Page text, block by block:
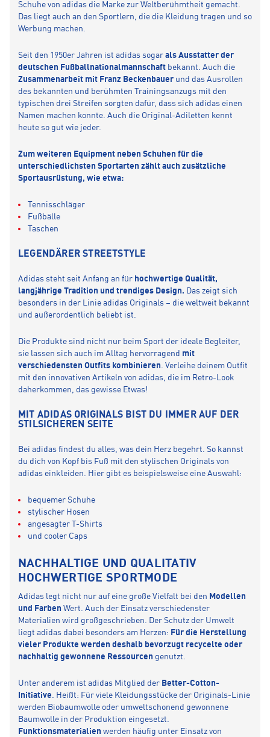
Schuhe von adidas die Marke zur Weltberühmtheit gemacht.
Das liegt auch an den Sportlern, die die Kleidung tragen und so
Werbung machen.
Seit den 1950er Jahren ist adidas sogar als Ausstatter der
deutschen Fußballnationalmannschaft bekannt. Auch die
Zusammenarbeit mit Franz Beckenbauerund das Ausrollen
des bekannten und berühmten Trainingsanzugs mit den
typischen drei Streifen sorgten dafür, dass sich adidas einen
Namen machen konnte. Auch die Original-Adiletten kennt
heute so gut wie jeder.
Zum weiteren Equipment neben Schuhen für die
unterschiedlichsten Sportarten zählt auch zusätzliche
Sportausrüstung, wie etwa:
Tennisschläger
Fußbälle
Taschen
LEGENDÄRER STREETSTYLE
Adidas steht seit Anfang an für hochwertige Qualität,
langjährige Tradition und trendiges Design. Das zeigt sich
besonders in der Linie adidas Originals – die weltweit bekannt
und außerordentlich beliebt ist.
Die Produkte sind nicht nur beim Sport der ideale Begleiter,
sie lassen sich auch im Alltag hervorragend mit
verschiedensten Outfits kombinieren. Verleihe deinem Outfit
mit den innovativen Artikeln von adidas, die im Retro-Look
daherkommen, das gewisse Etwas!
MIT ADIDAS ORIGINALS BIST DU IMMER AUF DER
STILSICHEREN SEITE
Bei adidas findest du alles, was dein Herz begehrt. So kannst
du dich von Kopf bis Fuß mit den stylischen Originals von
adidas einkleiden. Hier gibt es beispielsweise eine Auswahl:
bequemer Schuhe
stylischer Hosen
angesagter T-Shirts
und cooler Caps
NACHHALTIGE UND QUALITATIV
HOCHWERTIGE SPORTMODE
Adidas legt nicht nur auf eine große Vielfalt bei den Modellen
und Farben Wert. Auch der Einsatz verschiedenster
Materialien wird großgeschrieben. Der Schutz der Umwelt
liegt adidas dabei besonders am Herzen: Für die Herstellung
vieler Produkte werden deshalb bevorzugt recycelte oder
nachhaltig gewonnene Ressourcen genutzt.
Unter anderem ist adidas Mitglied der Better-Cotton-
Initiative. Heißt: Für viele Kleidungsstücke der Originals-Linie
werden Biobaumwolle oder umweltschonend gewonnene
Baumwolle in der Produktion eingesetzt.
Funktionsmaterialien werden häufig unter Einsatz von